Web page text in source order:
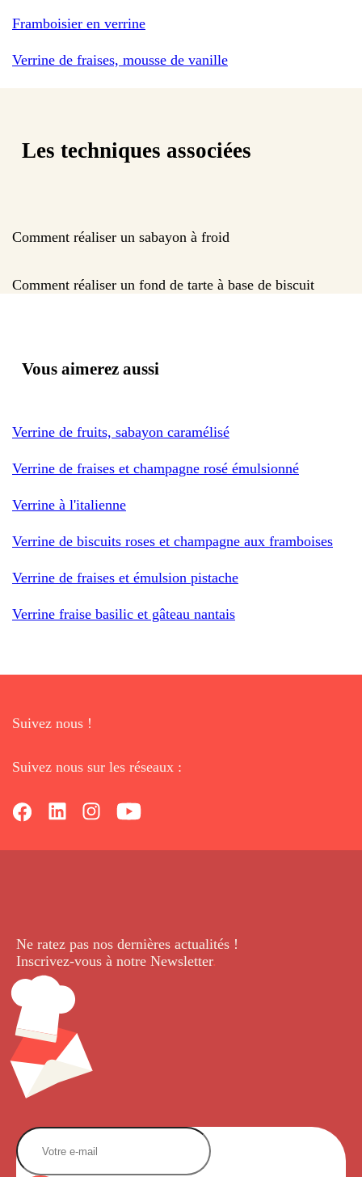
Framboisier en verrine
Verrine de fraises, mousse de vanille
Les techniques associées
Comment réaliser un sabayon à froid
Comment réaliser un fond de tarte à base de biscuit
Vous aimerez aussi
Verrine de fruits, sabayon caramélisé
Verrine de fraises et champagne rosé émulsionné
Verrine à l'italienne
Verrine de biscuits roses et champagne aux framboises
Verrine de fraises et émulsion pistache
Verrine fraise basilic et gâteau nantais
Suivez nous !
Suivez nous sur les réseaux :
Ne ratez pas nos dernières actualités !
Inscrivez-vous à notre Newsletter.